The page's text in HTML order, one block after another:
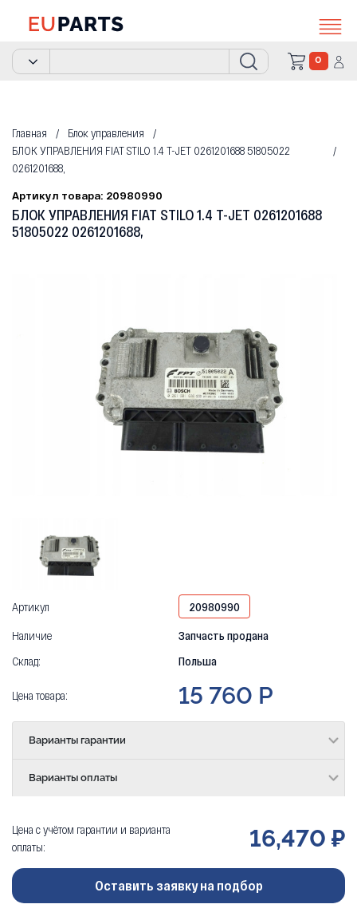
0
Главная
Блок управления
БЛОК УПРАВЛЕНИЯ FIAT STILO 1.4 T-JET 0261201688 51805022
0261201688,
Артикул товара: 20980990
БЛОК УПРАВЛЕНИЯ FIAT STILO 1.4 T-JET 0261201688
51805022 0261201688,
Артикул
20980990
Наличие
Запчасть продана
Склад:
Польша
Цена товара: 15 760 Р
Варианты гарантии
Варианты оплаты
Цена с учётом гарантии и варианта
оплаты:
16,470 ₽
Оставить заявку на подбор